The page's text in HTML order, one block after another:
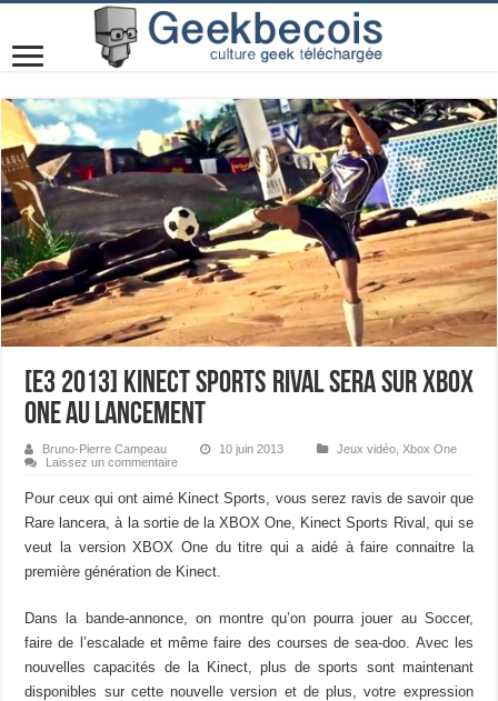
[E3 2013] Kinect Sports Rival sera sur Xbox
One au lancement
Bruno-Pierre Campeau 10 juin 2013 Jeux vidéo, Xbox One
Laissez un commentaire
Pour ceux qui ont aimé Kinect Sports, vous serez ravis de savoir que
Rare lancera, à la sortie de la XBOX One, Kinect Sports Rival, qui se
veut la version XBOX One du titre qui a aidé à faire connaitre la
première génération de Kinect.
Dans la bande-annonce, on montre qu’on pourra jouer au Soccer,
faire de l’escalade et même faire des courses de sea-doo. Avec les
nouvelles capacités de la Kinect, plus de sports sont maintenant
disponibles sur cette nouvelle version et de plus, votre expression